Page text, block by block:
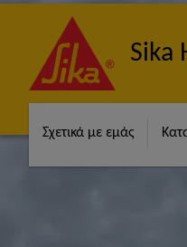
Sika
Σχετικά με εμάς